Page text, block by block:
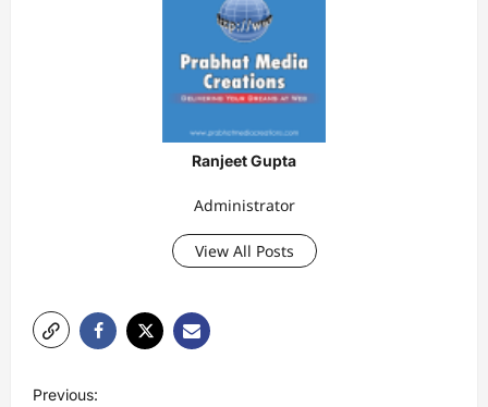
Ranjeet Gupta
Administrator
View All Posts
Previous: